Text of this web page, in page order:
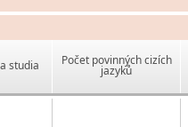
studia Počet povinných cizích
jazyků